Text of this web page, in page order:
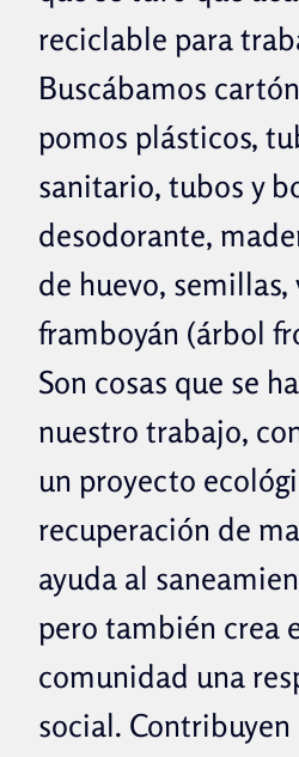
reciclable para
Buscábamos
pomos plásticos,
sanitario, tubos y
desodorante,
de huevo, semillas,
framboyán (árbol
Son cosas que se
nuestro trabajo,
un proyecto
recuperación de
ayuda al
pero también crea
comunidad una
social.